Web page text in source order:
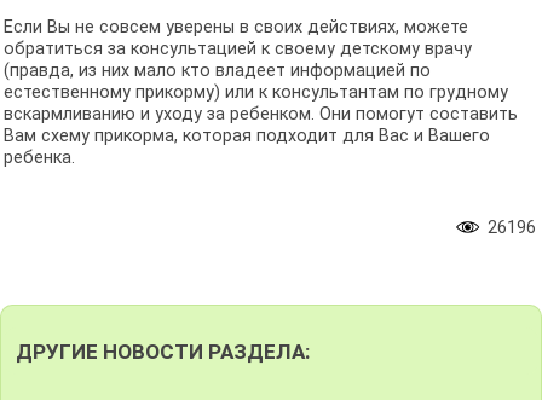
Если Вы не совсем уверены в своих действиях, можете
обратиться за консультацией к своему детскому врачу
(правда, из них мало кто владеет информацией по
естественному прикорму) или к консультантам по грудному
вскармливанию и уходу за ребенком. Они помогут составить
Вам схему прикорма, которая подходит для Вас и Вашего
ребенка.
26196
ДРУГИЕ НОВОСТИ РАЗДЕЛА: